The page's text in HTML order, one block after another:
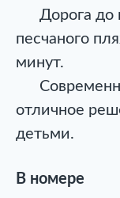
Дорога до
песчаного
минут.
отличное
детьми.
В номере